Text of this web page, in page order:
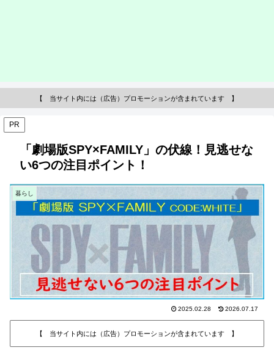
【 当サイト内には（広告）プロモーションが含まれています 】
PR
「劇場版SPY×FAMILY」の伏線！見逃せな
い6つの注目ポイント！
暮らし
2025.02.28 2026.07.17
【 当サイト内には（広告）プロモーションが含まれています 】